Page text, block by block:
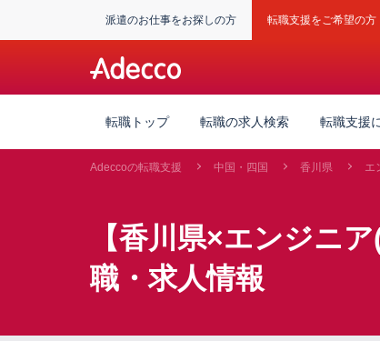
派遣のお仕事をお探しの方 転職支援をご希望の方
転職トップ 転職の求人検索 転職支援
Adeccoの転職支援 中国・四国 香川県 エ
【香川県×エンジニ
職・求人情報